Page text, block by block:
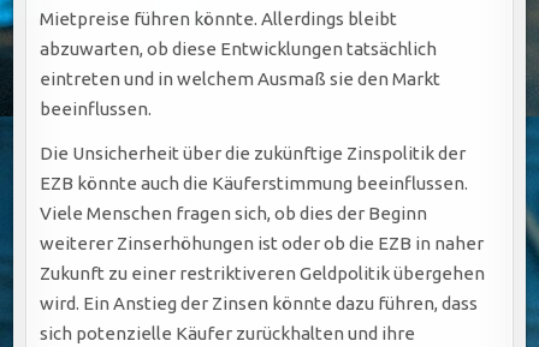
Mietpreise führen könnte. Allerdings bleibt
abzuwarten, ob diese Entwicklungen tatsächlich
eintreten und in welchem Ausmaß sie den Markt
beeinflussen.
Die Unsicherheit über die zukünftige Zinspolitik der
EZB könnte auch die Käuferstimmung beeinflussen.
Viele Menschen fragen sich, ob dies der Beginn
weiterer Zinserhöhungen ist oder ob die EZB in naher
Zukunft zu einer restriktiveren Geldpolitik übergehen
wird. Ein Anstieg der Zinsen könnte dazu führen, dass
sich potenzielle Käufer zurückhalten und ihre